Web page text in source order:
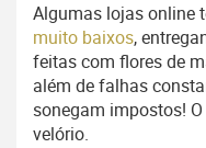
Algumas lojas online
muito baixos,
feitas com flores de
além de falhas
sonegam impostos!
velório.